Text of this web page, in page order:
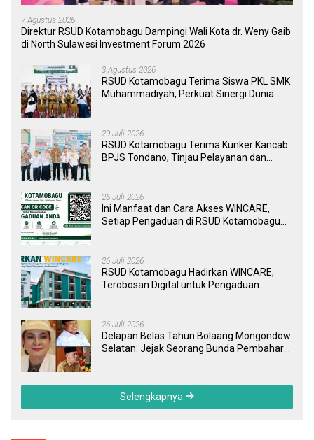
7 Agustus 2026
Direktur RSUD Kotamobagu Dampingi Wali Kota dr. Weny Gaib
di North Sulawesi Investment Forum 2026
3 Agustus 2026
RSUD Kotamobagu Terima Siswa PKL SMK
Muhammadiyah, Perkuat Sinergi Dunia
29 Juli 2026
RSUD Kotamobagu Terima Kunker Kancab
BPJS Tondano, Tinjau Pelayanan dan
26 Juli 2026
Ini Manfaat dan Cara Akses WINCARE,
Setiap Pengaduan di RSUD Kotamobagu
26 Juli 2026
RSUD Kotamobagu Hadirkan WINCARE,
Terobosan Digital untuk Pengaduan
26 Juli 2026
Delapan Belas Tahun Bolaang Mongondow
Selatan: Jejak Seorang Bunda Pembaharu
Selengkapnya